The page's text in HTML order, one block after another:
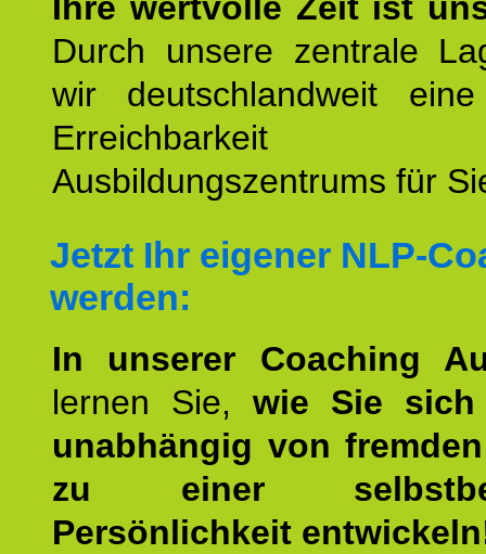
Durch unsere zentrale
wir deutschlandweit
Erreichbarkeit
Ausbildungszentrums für
Jetzt Ihr eigener NLP-
werden:
In unserer Coaching
lernen Sie, wie Sie
unabhängig von
zu einer
Persönlichkeit